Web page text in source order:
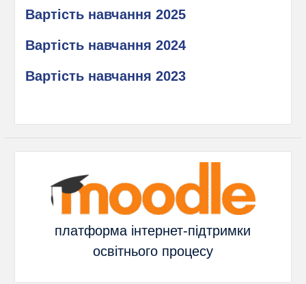
Вартість навчання 2025
Вартість навчання 2024
Вартість навчання 2023
платформа інтернет-підтримки
освітнього процесу